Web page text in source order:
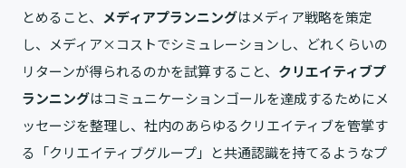
とめること、 メディアプランニングはメディア戦略を策定
し、メディア×コストでシミュレーションし、どれくらいの
リターンが得られるのかを試算すること、 クリエイティブプ
ランニングはコミュニケーションゴールを達成するためにメ
ッセージを整理し、社内のあらゆるクリエイティブを管掌す
る「クリエイティブグループ」と共通認識を持てるようなプ